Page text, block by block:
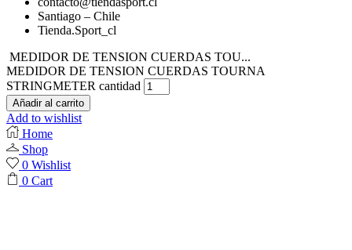
Santiago – Chile
Tienda.Sport_cl
MEDIDOR DE TENSION CUERDAS TOU...
MEDIDOR DE TENSION CUERDAS TOURNA
STRINGMETER cantidad
Añadir al carrito
Add to wishlist
Home
Shop
0 Wishlist
0 Cart